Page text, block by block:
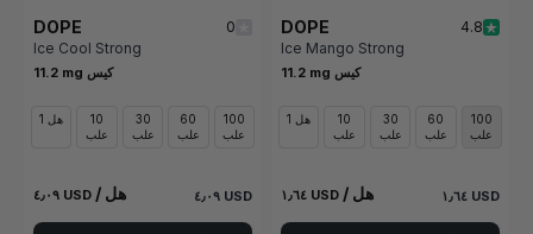
DOPE
0
Ice Cool Strong
11.2 mg كيس
1 هل
10
علب
30
علب
60
علب
100
علب
٤٫٠٩ USD / هل ٤٫٠٩ USD
DOPE
4.8
Ice Mango Strong
11.2 mg كيس
1 هل
10
علب
30
علب
60
علب
100
علب
١٫٦٤ USD / هل ١٫٦٤ USD